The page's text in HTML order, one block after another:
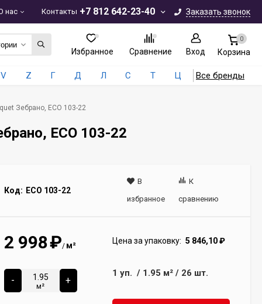
+7 812 642-23-40 Заказать звонок
нас Контакты
Избранное Сравнение Вход
0
Корзина
V Z Г Д Л С Т Ц Все бренды
Зебрано, ECO 103-22
ECO 103-22
Код: ECO 103-22
В
избранное
К
сравнению
2 998₽/ м²
-
м²
+
Цена за упаковку: 5 846,10₽
1 уп. / 1.95 м²/ 26 шт.